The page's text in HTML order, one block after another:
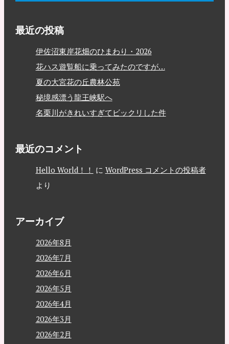
最近の投稿
伊佐沼東岸花畑のひまわり・2026
花ハス遊覧船に乗ってみたのですが…
夏の大宮花の丘農林公苑
秘境感漂う龍王峡駅へ
名栗川がきれいすぎてビックリした件
最近のコメント
Hello World！！ に WordPress コメントの投稿者
より
アーカイブ
2026年8月
2026年7月
2026年6月
2026年5月
2026年4月
2026年3月
2026年2月